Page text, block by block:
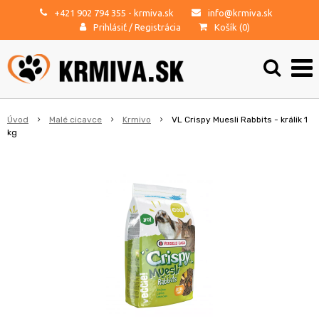
+421 902 794 355 - krmiva.sk
info@krmiva.sk
Prihlásiť / Registrácia Košík (0)
Úvod Malé cicavce Krmivo
VL Crispy Muesli Rabbits - králik 1
kg